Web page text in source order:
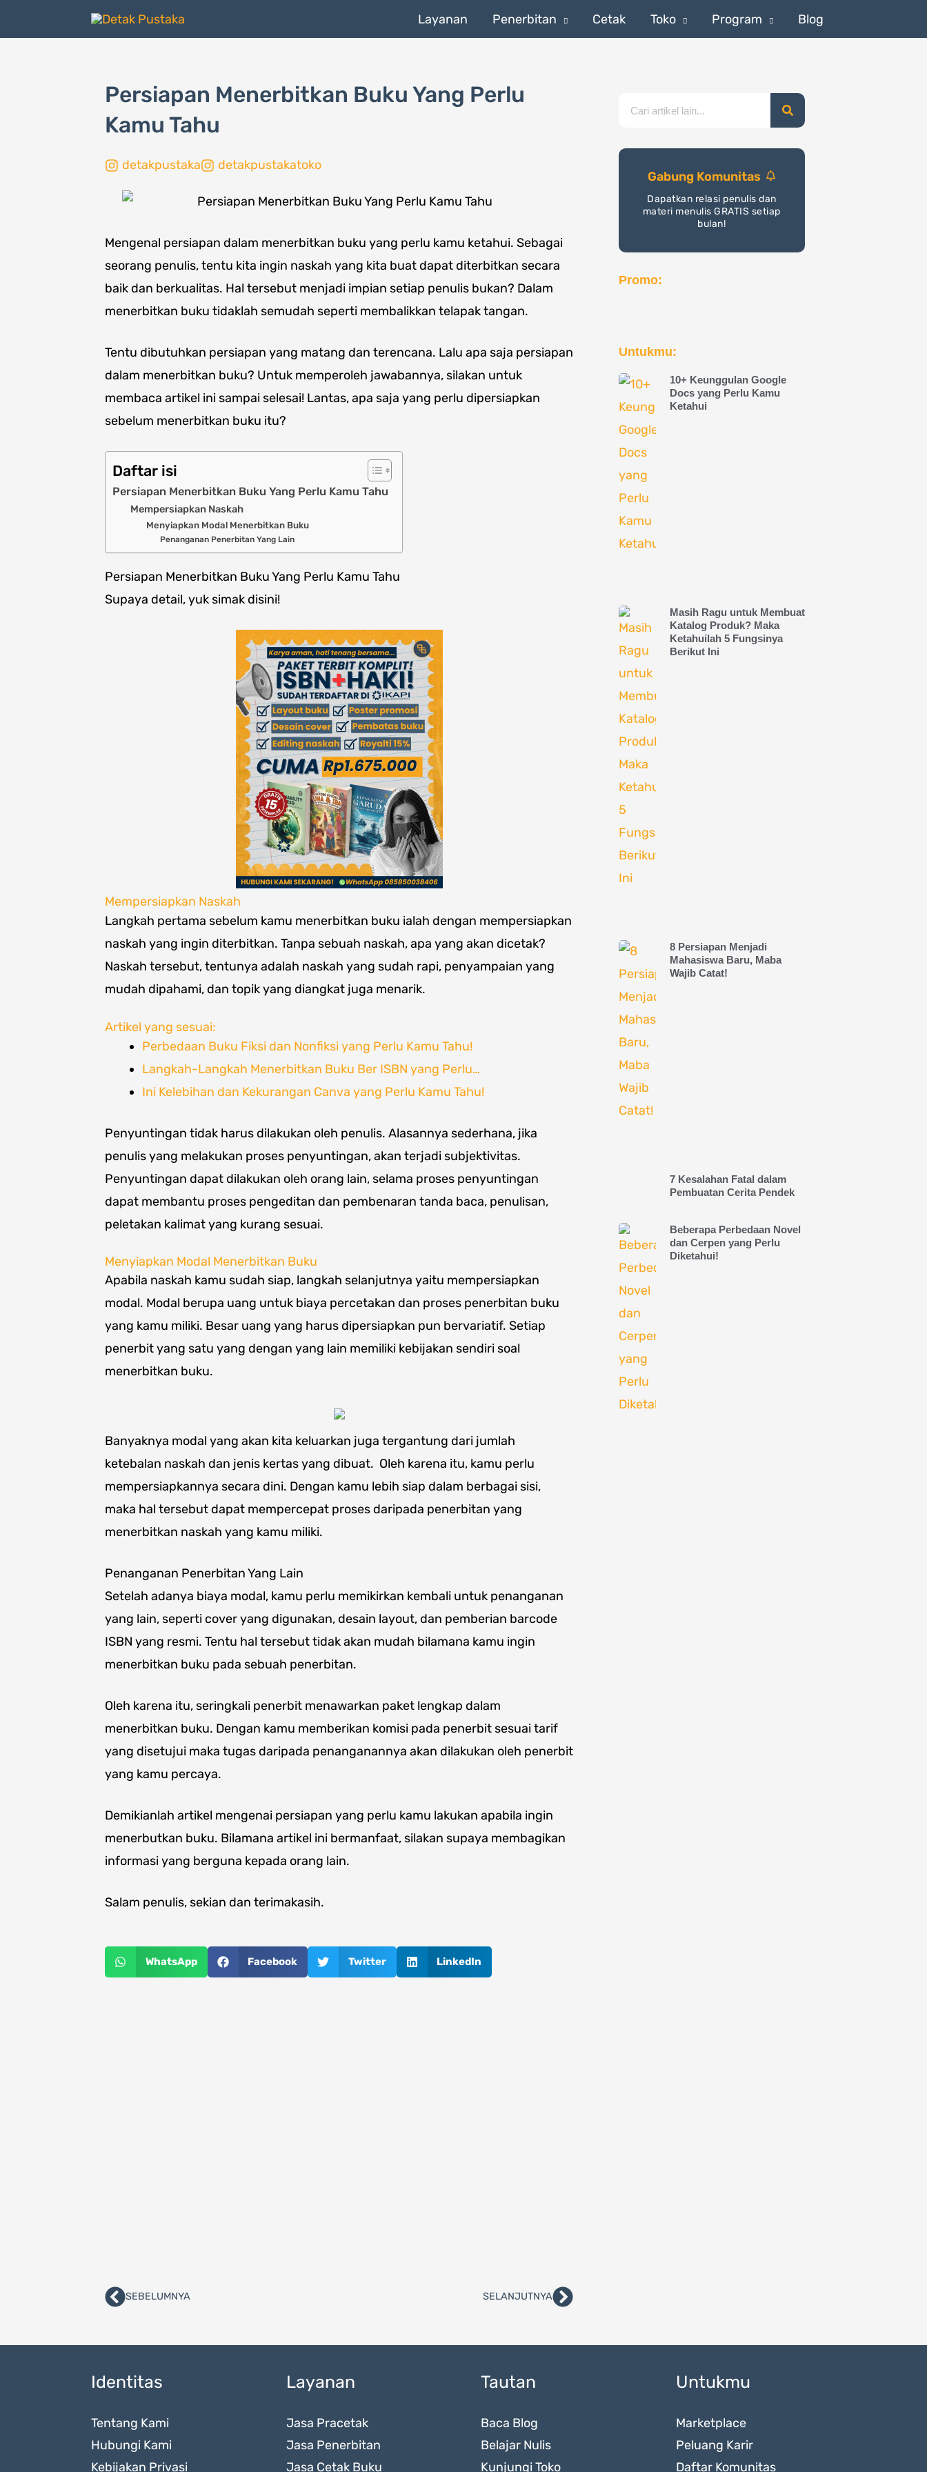
Layanan Penerbitan Cetak Toko Program Blog
Persiapan Menerbitkan Buku Yang Perlu
Kamu Tahu
detakpustaka detakpustakatoko
Mengenal persiapan dalam menerbitkan buku yang perlu kamu ketahui. Sebagai
seorang penulis, tentu kita ingin naskah yang kita buat dapat diterbitkan secara
baik dan berkualitas. Hal tersebut menjadi impian setiap penulis bukan? Dalam
menerbitkan buku tidaklah semudah seperti membalikkan telapak tangan.
Tentu dibutuhkan persiapan yang matang dan terencana. Lalu apa saja persiapan
dalam menerbitkan buku? Untuk memperoleh jawabannya, silakan untuk
membaca artikel ini sampai selesai! Lantas, apa saja yang perlu dipersiapkan
sebelum menerbitkan buku itu?
Daftar isi
Persiapan Menerbitkan Buku Yang Perlu Kamu Tahu
Mempersiapkan Naskah
Menyiapkan Modal Menerbitkan Buku
Penanganan Penerbitan Yang Lain
Persiapan Menerbitkan Buku Yang Perlu Kamu Tahu
Supaya detail, yuk simak disini!
Mempersiapkan Naskah
Langkah pertama sebelum kamu menerbitkan buku ialah dengan mempersiapkan
naskah yang ingin diterbitkan. Tanpa sebuah naskah, apa yang akan dicetak?
Naskah tersebut, tentunya adalah naskah yang sudah rapi, penyampaian yang
mudah dipahami, dan topik yang diangkat juga menarik.
Artikel yang sesuai:
Perbedaan Buku Fiksi dan Nonfiksi yang Perlu Kamu Tahu!
Langkah-Langkah Menerbitkan Buku Ber ISBN yang Perlu…
Ini Kelebihan dan Kekurangan Canva yang Perlu Kamu Tahu!
Penyuntingan tidak harus dilakukan oleh penulis. Alasannya sederhana, jika
penulis yang melakukan proses penyuntingan, akan terjadi subjektivitas.
Penyuntingan dapat dilakukan oleh orang lain, selama proses penyuntingan
dapat membantu proses pengeditan dan pembenaran tanda baca, penulisan,
peletakan kalimat yang kurang sesuai.
Menyiapkan Modal Menerbitkan Buku
Apabila naskah kamu sudah siap, langkah selanjutnya yaitu mempersiapkan
modal. Modal berupa uang untuk biaya percetakan dan proses penerbitan buku
yang kamu miliki. Besar uang yang harus dipersiapkan pun bervariatif. Setiap
penerbit yang satu yang dengan yang lain memiliki kebijakan sendiri soal
menerbitkan buku.
Banyaknya modal yang akan kita keluarkan juga tergantung dari jumlah
ketebalan naskah dan jenis kertas yang dibuat. Oleh karena itu, kamu perlu
mempersiapkannya secara dini. Dengan kamu lebih siap dalam berbagai sisi,
maka hal tersebut dapat mempercepat proses daripada penerbitan yang
menerbitkan naskah yang kamu miliki.
Penanganan Penerbitan Yang Lain
Setelah adanya biaya modal, kamu perlu memikirkan kembali untuk penanganan
yang lain, seperti cover yang digunakan, desain layout, dan pemberian barcode
ISBN yang resmi. Tentu hal tersebut tidak akan mudah bilamana kamu ingin
menerbitkan buku pada sebuah penerbitan.
Oleh karena itu, seringkali penerbit menawarkan paket lengkap dalam
menerbitkan buku. Dengan kamu memberikan komisi pada penerbit sesuai tarif
yang disetujui maka tugas daripada penanganannya akan dilakukan oleh penerbit
yang kamu percaya.
Demikianlah artikel mengenai persiapan yang perlu kamu lakukan apabila ingin
menerbutkan buku. Bilamana artikel ini bermanfaat, silakan supaya membagikan
informasi yang berguna kepada orang lain.
Salam penulis, sekian dan terimakasih.
WhatsApp Facebook Twitter LinkedIn
PrevSEBELUMNYA SELANJUTNYANext
Gabung Komunitas
Dapatkan relasi penulis dan
materi menulis GRATIS setiap
bulan!
Promo:
Untukmu:
10+ Keunggulan Google
Docs yang Perlu Kamu
Ketahui
Masih Ragu untuk Membuat
Katalog Produk? Maka
Ketahuilah 5 Fungsinya
Berikut Ini
8 Persiapan Menjadi
Mahasiswa Baru, Maba
Wajib Catat!
7 Kesalahan Fatal dalam
Pembuatan Cerita Pendek
Beberapa Perbedaan Novel
dan Cerpen yang Perlu
Diketahui!
Identitas
Tentang Kami
Hubungi Kami
Kebijakan Privasi
Layanan
Jasa Pracetak
Jasa Penerbitan
Jasa Cetak Buku
Tautan
Baca Blog
Belajar Nulis
Kunjungi Toko
Untukmu
Marketplace
Peluang Karir
Daftar Komunitas